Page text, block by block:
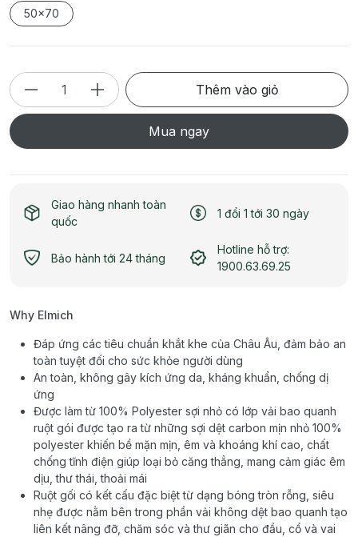
50x70
Thêm vào giỏ
Mua ngay
Giao hàng nhanh toàn
quốc
1 đổi 1 tới 30 ngày
Bảo hành tới 24 tháng
Hotline hỗ trợ:
1900.63.69.25
Why Elmich
Đáp ứng các tiêu chuẩn khắt khe của Châu Âu, đảm bảo an
toàn tuyệt đối cho sức khỏe người dùng
An toàn, không gây kích ứng da, kháng khuẩn, chống dị
ứng
Được làm từ 100% Polyester sợi nhỏ có lớp vải bao quanh
ruột gói được tạo ra từ những sợi dệt carbon mịn nhỏ 100%
polyester khiến bề mặn mịn, êm và khoáng khí cao, chất
chống tĩnh điện giúp loại bỏ căng thẳng, mang cảm giác êm
dịu, thư thái, thoải mái
Ruột gối có kết cấu đặc biệt từ dạng bóng tròn rỗng, siêu
nhẹ được nằm bên trong phần vải không dệt bao quanh tạo
liên kết nâng đỡ, chăm sóc và thư giãn cho đầu, cổ và vai